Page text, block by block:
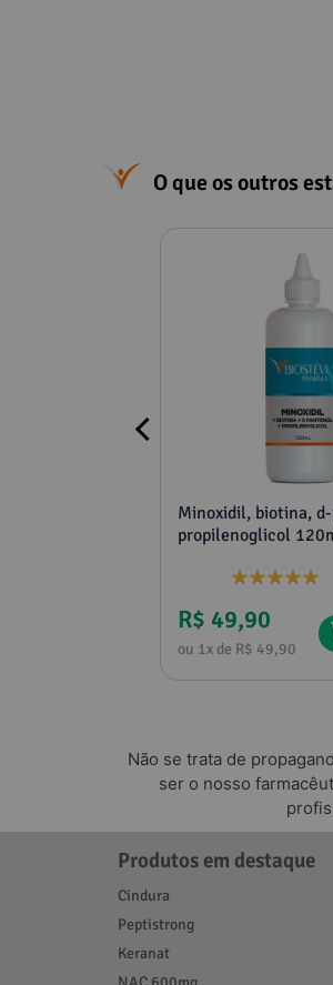
O que os outros
Minoxidil, biotina,
propilenoglicol
R$ 49,90
ou 1x de R$ 49,90
Não se trata de
ser o nosso
Produtos em destaque
Cindura
Peptistrong
Keranat